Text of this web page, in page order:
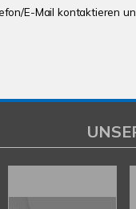
E-Mail kontaktieren